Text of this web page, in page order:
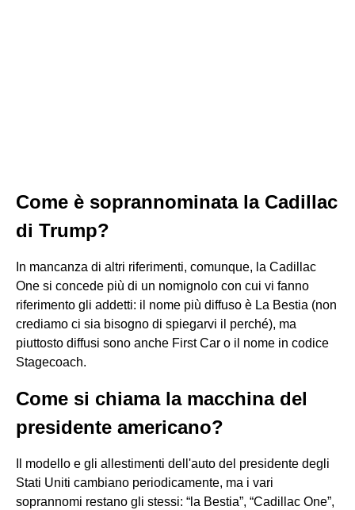
Come è soprannominata la Cadillac
di Trump?
In mancanza di altri riferimenti, comunque, la Cadillac
One si concede più di un nomignolo con cui vi fanno
riferimento gli addetti: il nome più diffuso è La Bestia (non
crediamo ci sia bisogno di spiegarvi il perché), ma
piuttosto diffusi sono anche First Car o il nome in codice
Stagecoach.
Come si chiama la macchina del
presidente americano?
Il modello e gli allestimenti dell'auto del presidente degli
Stati Uniti cambiano periodicamente, ma i vari
soprannomi restano gli stessi: “la Bestia”, “Cadillac One”,